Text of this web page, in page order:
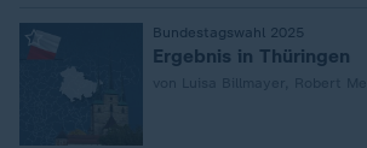
Bundestagswahl 2025
Ergebnis in Thüringen